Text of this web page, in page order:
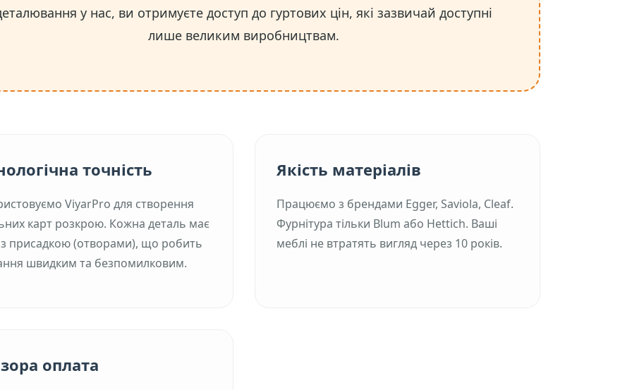
у нас, ви отримуєте доступ до гуртових цін, які зазвичай доступні
лише великим виробництвам.
точність
ViyarPro для створення
карт розкрою. Кожна деталь має
з присадкою (отворами), що робить
швидким та безпомилковим.
Якість матеріалів
Працюємо з брендами Egger, Saviola, Cleaf.
Фурнітура тільки Blum або Hettich. Ваші
меблі не втратять вигляд через 10 років.
оплата